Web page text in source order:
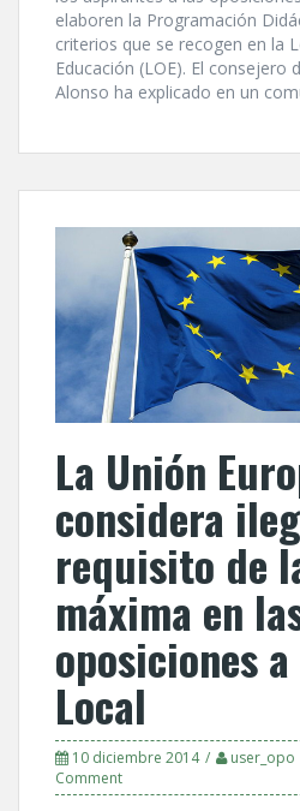
elaboren la Programación
criterios que se recogen en la
Educación (LOE). El consejero
Alonso ha explicado en un
La Unión
considera
requisito de
máxima en
oposiciones
Local
10 diciembre 2014 user_opo
Comment